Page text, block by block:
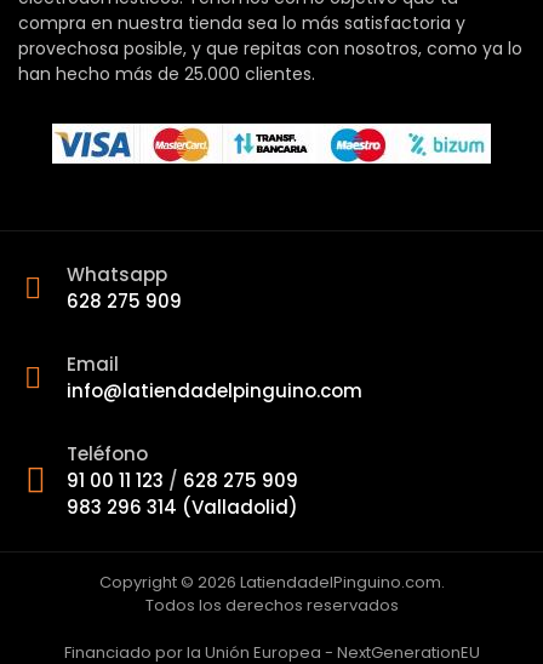
compra en nuestra tienda sea lo más satisfactoria y
provechosa posible, y que repitas con nosotros, como ya lo
han hecho más de 25.000 clientes.
Whatsapp
628 275 909
Email
info@latiendadelpinguino.com
Teléfono
91 00 11 123 / 628 275 909
983 296 314 (Valladolid)
Copyright © 2026 LatiendadelPinguino.com.
Todos los derechos reservados
Financiado por la Unión Europea - NextGenerationEU